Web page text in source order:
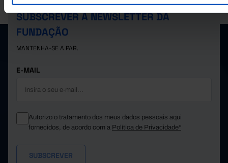
2025
Pro17
SANTOS.
SUBSCREVER A NEWSLETTER DA
FUNDAÇÃO
MANTENHA-SE A PAR.
E-MAIL
Autorizo o tratamento dos meus dados pessoais aqui
fornecidos, de acordo com a Política de Privacidade*